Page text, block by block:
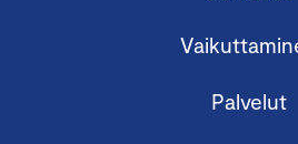
Palvelut